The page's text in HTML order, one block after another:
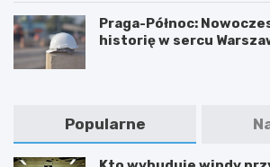
Praga-Północ:
historię w sercu
Popularne